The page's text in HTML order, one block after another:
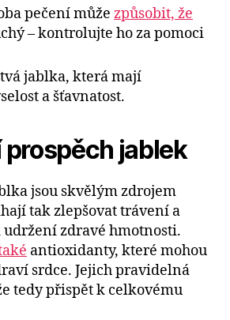
pečení může způsobit, že
– kontrolujte ho za pomoci
jablka, která mají
a šťavnatost.
jablek
jsou skvělým zdrojem
tak zlepšovat trávení a
zdravé hmotnosti.
antioxidanty, které mohou
srdce. Jejich pravidelná
tedy přispět k celkovému